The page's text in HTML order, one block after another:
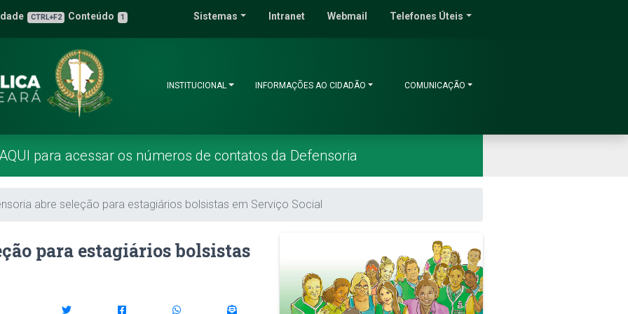
do Estado do Ceará
de Acessibilidade
CTRL+F2 Conteúdo 1 Sistemas Intranet Webmail Telefones Úteis
INSTITUCIONAL INFORMAÇÕES AO CIDADÃO COMUNICAÇÃO
para acessar os números de contatos da Defensoria
abre seleção para estagiários bolsistas em Serviço Social
para estagiários bolsistas